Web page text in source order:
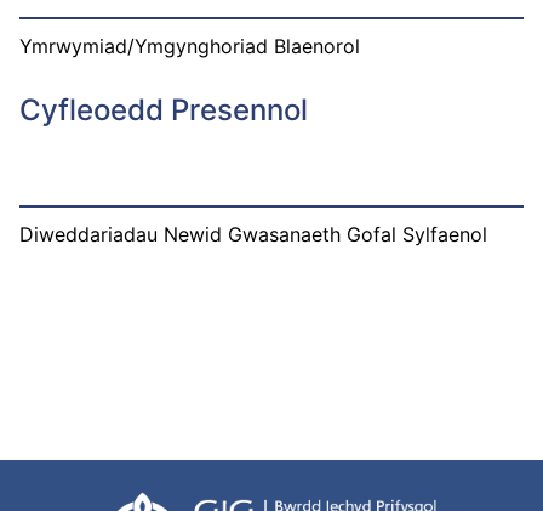
Ymrwymiad/Ymgynghoriad Blaenorol
Cyfleoedd Presennol
Diweddariadau Newid Gwasanaeth Gofal Sylfaenol